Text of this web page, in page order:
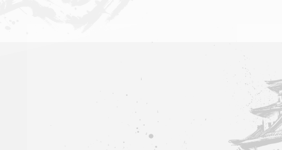
お知らせ
土産 一覧 なごや英傑 体験・イベント